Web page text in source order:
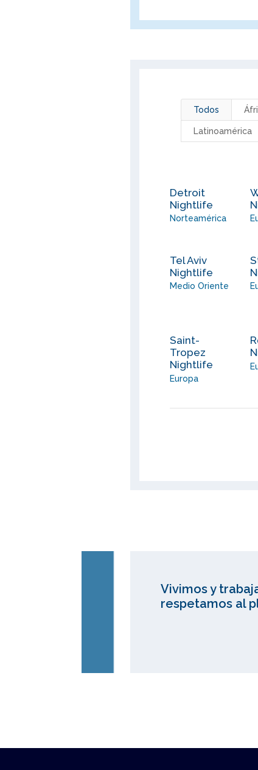
Todos
Latinoamérica
Detroit
Nightlife
Norteamérica
Tel Aviv
Nightlife
Medio Oriente
Saint-
Tropez
Nightlife
Europa
Vivimos y
respetamos al